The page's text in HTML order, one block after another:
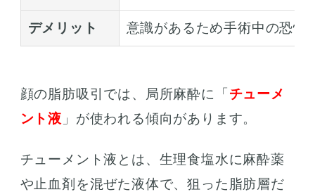
デメリット 意識があるため手術中の恐怖
顔の脂肪吸引では、局所麻酔に「 チューメ
ント液 」が使われる傾向があります。
チューメント液とは、生理食塩水に麻酔薬
や止血剤を混ぜた液体で、狙った脂肪層だ